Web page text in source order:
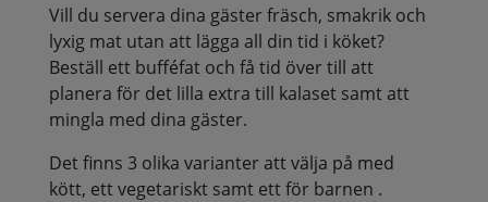
Vill du servera dina gäster fräsch, smakrik och
lyxig mat utan att lägga all din tid i köket?
Beställ ett bufféfat och få tid över till att
planera för det lilla extra till kalaset samt att
mingla med dina gäster.
Det finns 3 olika varianter att välja på med
kött, ett vegetariskt samt ett för barnen .